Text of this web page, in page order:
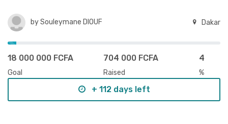
bySouleymane DIOUF Dakar
18 000 000 FCFA
Goal
704 000 FCFA
Raised
4
%
+ 112 days left